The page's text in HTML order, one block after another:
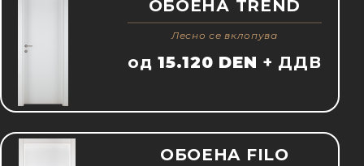
ОБОЕНА TREND
Лесно се вклопува
од15.120 DEN + ДДВ
ОБОЕНA FILO